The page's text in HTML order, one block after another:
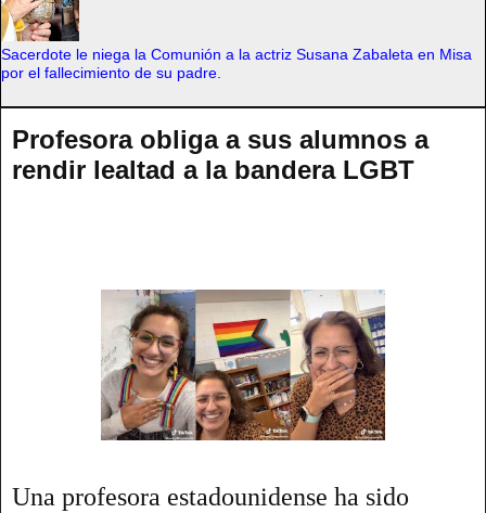
Sacerdote le niega la Comunión a la actriz Susana Zabaleta en Misa
por el fallecimiento de su padre.
Profesora obliga a sus alumnos a
rendir lealtad a la bandera LGBT
Una profesora estadounidense ha sido